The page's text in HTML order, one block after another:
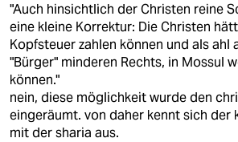
"Auch hinsichtlich der Christen reine
eine kleine Korrektur: Die Christen
Kopfsteuer zahlen können und als ahl
"Bürger" minderen Rechts, in Mossul
können."
nein, diese möglichkeit wurde den
eingeräumt. von daher kennt sich der
mit der sharia aus.